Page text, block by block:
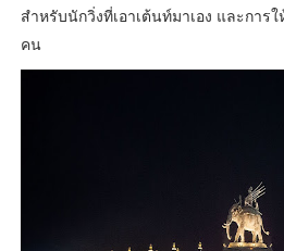
สำหรับนักวิ่งที่เอาเต้นท์มาเอง และการ
คน